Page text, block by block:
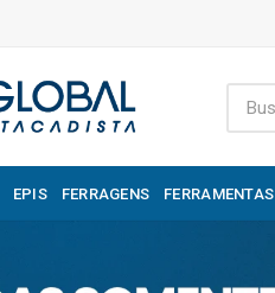
EPIS FERRAGENS FERRAMENTAS